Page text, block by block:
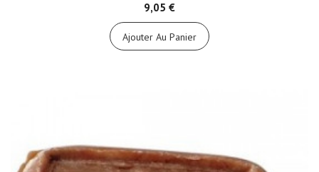
9,05 €
Ajouter Au Panier